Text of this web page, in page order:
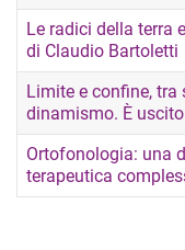
Le radici della terra
di Claudio Bartoletti
Limite e confine, tra
dinamismo. È
Ortofonologia: una
terapeutica